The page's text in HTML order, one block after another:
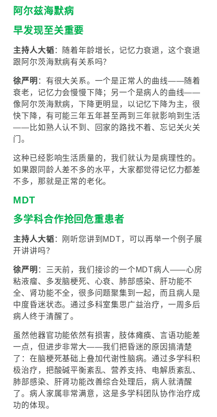
阿尔兹海默病
早发现至关重要
主持人大韬 ：随着年龄增长，记忆力衰退，这个衰退
跟阿尔茨海默病有关系吗？
徐严明 ：有很大关系。一个是正常人的曲线——随着
衰老，记忆力会慢慢下降；另一个是病人的曲线——
像阿尔茨海默病，下降更明显，以记忆下降为主，很
快下降，有可能三年五年甚至两到三年就影响到生活
——比如熟人认不到、回家的路找不着、忘记关火关
门。
这种已经影响生活质量的，我们就认为是病理性的。
如果跟同龄人差不多的水平，大家都觉得记忆力都差
不多，那就是正常的老化。
MDT
多学科合作抢回危重患者
主持人大韬 ：刚听您讲到MDT，可以再举一个例子展
开讲讲吗？
徐严明 ：三天前，我们接诊的一个MDT病人——心房
粘液瘤、多发脑梗死、心衰、肺部感染、肝功能不
全、肾功能不全，很多问题聚集到一起，而且病人是
中度昏迷状态。通过多科室集思广益治疗，一周多后
病人终于清醒了。
虽然他器官功能依然有损害，肢体瘫痪、言语功能差
一点，但进步非常大——我们把昏迷的原因搞清楚
了：在脑梗死基础上叠加代谢性脑病。通过多学科积
极治疗，把酸碱平衡紊乱、营养支持、电解质紊乱、
肺部感染、肝肾功能改善综合处理后，病人就清醒
了。病人家属非常满意，这是多学科团队协作治疗成
功的体现。